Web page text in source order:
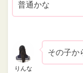
普通かな
りんな
その子か